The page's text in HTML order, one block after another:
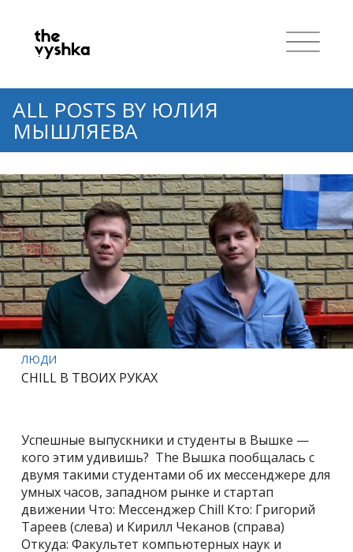
ALL POSTS BY ЮЛИЯ
МЫШЛЯЕВА
ЛЮДИ
CHILL В ТВОИХ РУКАХ
Успешные выпускники и студенты в Вышке —
кого этим удивишь? The Вышка пообщалась с
двумя такими студентами об их мессенджере для
умных часов, западном рынке и стартап
движении Что: Мессенджер Chill Кто: Григорий
Тареев (слева) и Кирилл Чеканов (справа)
Откуда: Факультет компьютерных наук и